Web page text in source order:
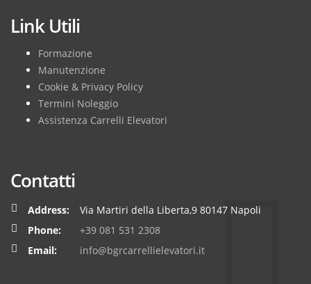
Link Utili
Formazione
Manutenzione
Cookie & Privacy Policy
Termini Noleggio
Assistenza Carrelli Elevatori
Contatti
Address:
Via Martiri della Liberta,9 80147 Napoli
Phone:
+39 081 531 2308
Email:
info@bgrcarrellielevatori.it